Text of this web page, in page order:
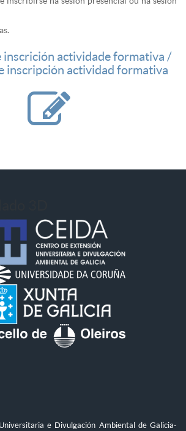
inscrición actividade formativa /
inscripción actividad formativa
e Divulgación Ambiental de Galicia-